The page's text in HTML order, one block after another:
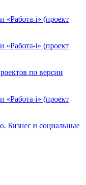
«Работа-i» (проект
«Работа-i» (проект
по версии
«Работа-i» (проект
Бизнес и социальные